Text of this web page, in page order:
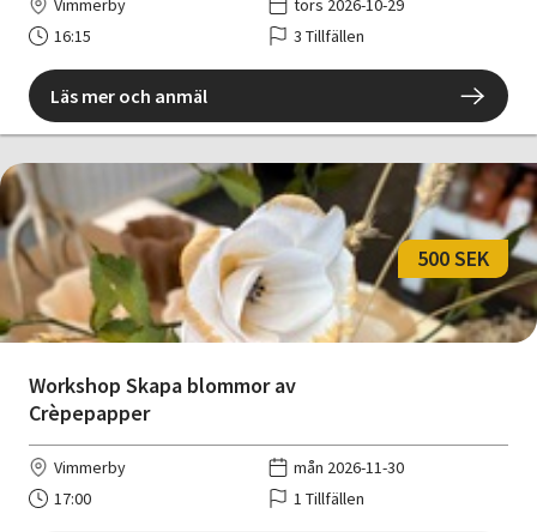
Vimmerby
tors 2026-10-29
16:15
3 Tillfällen
Läs mer och anmäl
Workshop Skapa blommor av
Crèpepapper
500 SEK
Vimmerby
mån 2026-11-30
17:00
1 Tillfällen